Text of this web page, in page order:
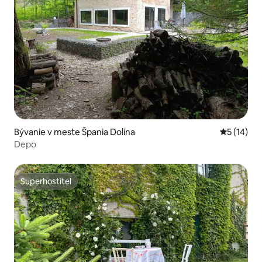
Bývanie v meste Špania Dolina
5 (14)
Depo
Superhostiteľ
Superhostiteľ